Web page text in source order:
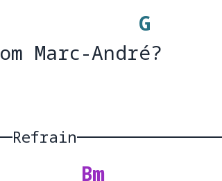
Marc-Andr
G
é
Marc-André?
Refrain
Bm